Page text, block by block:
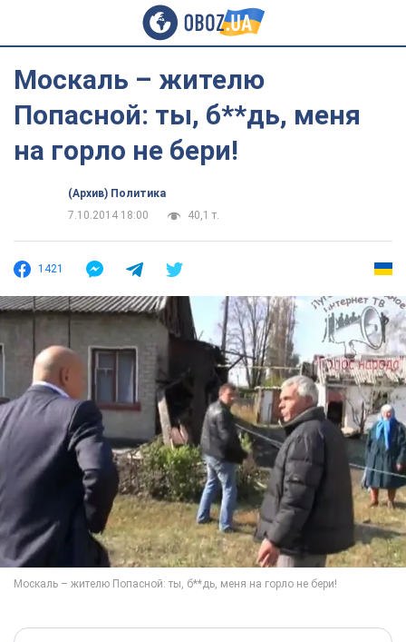
Москаль – жителю
Попасной: ты, б**дь, меня
на горло не бери!
(Архив) Политика
7.10.2014 18:00
40,1 т.
1421